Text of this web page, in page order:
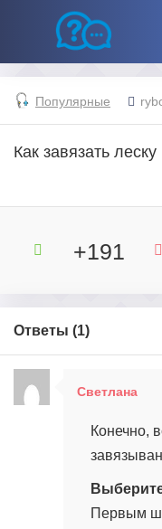
Популярные
Как завязать
+191
Ответы (1)
Светлана
Конечно,
Первым